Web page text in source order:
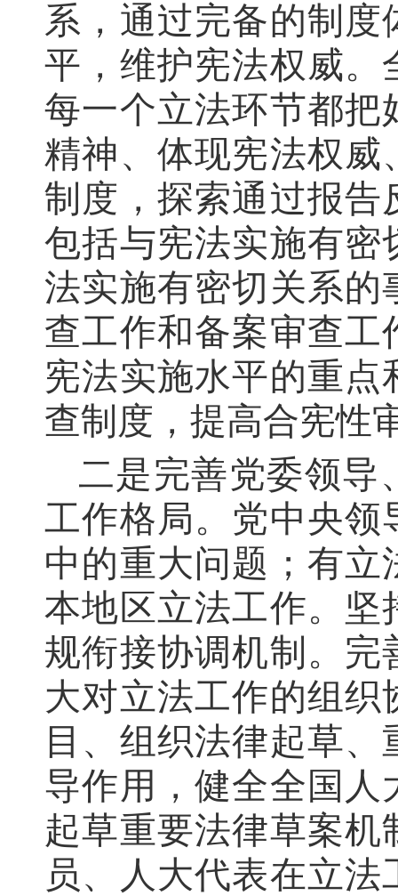
系，通过完备的制
平，维护宪法权威。
每一个立法环节都把
精神、体现宪法权威
制度，探索通过报告
包括与宪法实施有密
法实施有密切关系
查工作和备案审查
宪法实施水平的重
查制度，提高合宪性
二是完善党委领导
工作格局。党中央领
中的重大问题；有
本地区立法工作。坚
规衔接协调机制。
大对立法工作的组
目、组织法律起草
导作用，健全全国
起草重要法律草案
员、人大代表在立